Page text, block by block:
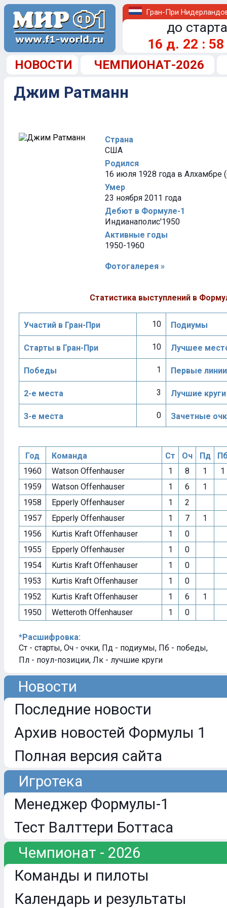
Гран-При
до
16 д. 22 : 58
НОВОСТИ ЧЕМПИОНАТ-2026
Джим Ратманн
Страна
США
Родился
16 июля 1928 года в Алхамбре
Умер
23 ноября 2011 года
Дебют в Формуле-1
Индианаполис'1950
Активные годы
1950-1960
Фотогалерея »
Статистика выступлений в
Участий в Гран-При 10 Подиумы
Старты в Гран-При 10 Лучшее
Победы 1 Первые линии
2-е места 3 Лучшие круги
3-е места 0 Зачетные
Год Команда Ст Оч Пд
1960
Watson Offenhauser 1 8 1
1
1959
Watson Offenhauser 1 6
1
1958
Epperly Offenhauser 1
2
1957
Epperly Offenhauser 1 7
1
1956
Kurtis Kraft Offenhauser 1
0
1955
Epperly Offenhauser 1
0
1954
Kurtis Kraft Offenhauser 1
0
1953
Kurtis Kraft Offenhauser 1
0
1952
Kurtis Kraft Offenhauser 1 6
1
1950
Wetteroth Offenhauser 1 0
*Расшифровка:
Ст - старты, Оч - очки, Пд - подиумы, Пб - победы,
Пл - поул-позиции, Лк - лучшие круги
Новости
Последние новости
Архив новостей Формулы 1
Полная версия сайта
Игротека
Менеджер Формулы-1
Тест Валттери Боттаса
Чемпионат - 2026
Команды и пилоты
Календарь и результаты